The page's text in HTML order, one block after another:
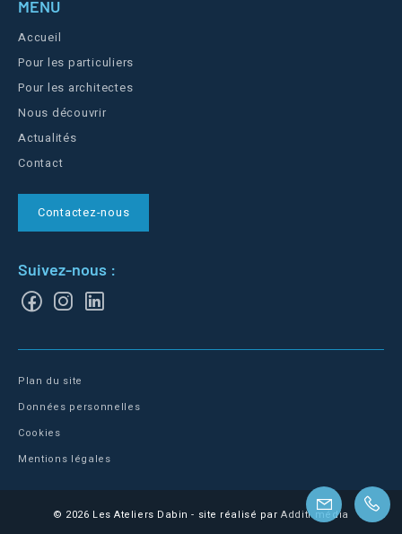
MENU
Accueil
Pour les particuliers
Pour les architectes
Nous découvrir
Actualités
Contact
Contactez-nous
Suivez-nous :
Plan du site
Données personnelles
Cookies
Mentions légales
© 2026 Les Ateliers Dabin - site réalisé par Additi média